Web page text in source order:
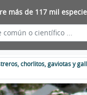
más de 117 mil
chorlitos, gaviotas y